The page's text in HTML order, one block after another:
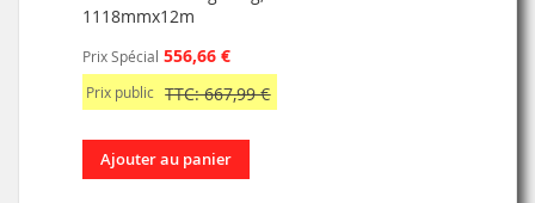
1118mmx12m
Prix Spécial 556,66 €
Prix public TTC: 667,99 €
Ajouter au panier